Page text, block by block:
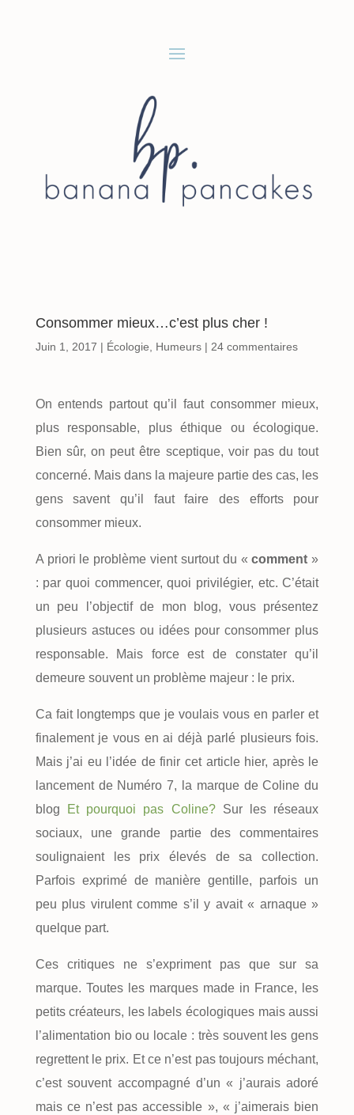
Consommer mieux…c’est plus cher !
Juin 1, 2017 | Écologie Humeurs| 24 commentaires
On entends partout qu’il faut consommer mieux,
plus responsable, plus éthique ou écologique.
Bien sûr, on peut être sceptique, voir pas du tout
concerné. Mais dans la majeure partie des cas, les
gens savent qu’il faut faire des efforts pour
consommer mieux.
A priori le problème vient surtout du «comment »
: par quoi commencer, quoi privilégier, etc. C’était
un peu l’objectif de mon blog, vous présentez
plusieurs astuces ou idées pour consommer plus
responsable. Mais force est de constater qu’il
demeure souvent un problème majeur : le prix.
Ca fait longtemps que je voulais vous en parler et
finalement je vous en ai déjà parlé plusieurs fois.
Mais j’ai eu l’idée de finir cet article hier, après le
lancement de Numéro 7, la marque de Coline du
blog
Et pourquoi pas Coline?Sur les réseaux
sociaux, une grande partie des commentaires
soulignaient les prix élevés de sa collection.
Parfois exprimé de manière gentille, parfois un
peu plus virulent comme s’il y avait « arnaque »
quelque part.
Ces critiques ne s’expriment pas que sur sa
marque. Toutes les marques made in France, les
petits créateurs, les labels écologiques mais aussi
l’alimentation bio ou locale : très souvent les gens
regrettent le prix. Et ce n’est pas toujours méchant,
c’est souvent accompagné d’un « j’aurais adoré
mais ce n’est pas accessible », « j’aimerais bien